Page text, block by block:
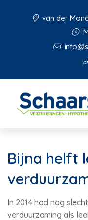
van der
Bijna helft
In 2014 had nog
verduurzaming als